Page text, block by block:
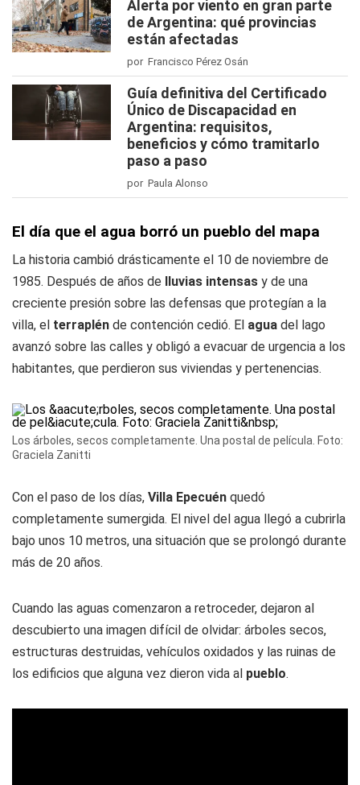
Alerta por viento en gran parte
de Argentina: qué provincias
están afectadas
por Francisco Pérez Osán
Guía definitiva del Certificado
Único de Discapacidad en
Argentina: requisitos,
beneficios y cómo tramitarlo
paso a paso
por Paula Alonso
El día que el agua borró un pueblo del mapa
La historia cambió drásticamente el 10 de noviembre de
1985. Después de años de lluvias intensas y de una
creciente presión sobre las defensas que protegían a la
villa, el terraplén de contención cedió. El agua del lago
avanzó sobre las calles y obligó a evacuar de urgencia a los
habitantes, que perdieron sus viviendas y pertenencias.
Los árboles, secos completamente. Una postal de película. Foto:
Graciela Zanitti
Con el paso de los días, Villa Epecuén quedó
completamente sumergida. El nivel del agua llegó a cubrirla
bajo unos 10 metros, una situación que se prolongó durante
más de 20 años.
Cuando las aguas comenzaron a retroceder, dejaron al
descubierto una imagen difícil de olvidar: árboles secos,
estructuras destruidas, vehículos oxidados y las ruinas de
los edificios que alguna vez dieron vida al pueblo.